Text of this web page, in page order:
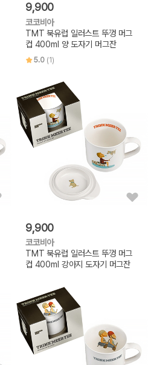
9,900
코코비아
TMT 북유럽 일러스트 뚜껑 머그
컵 400ml 양 도자기 머그잔
5.0 (1)
9,900
코코비아
TMT 북유럽 일러스트 뚜껑 머그
컵 400ml 강아지 도자기 머그잔